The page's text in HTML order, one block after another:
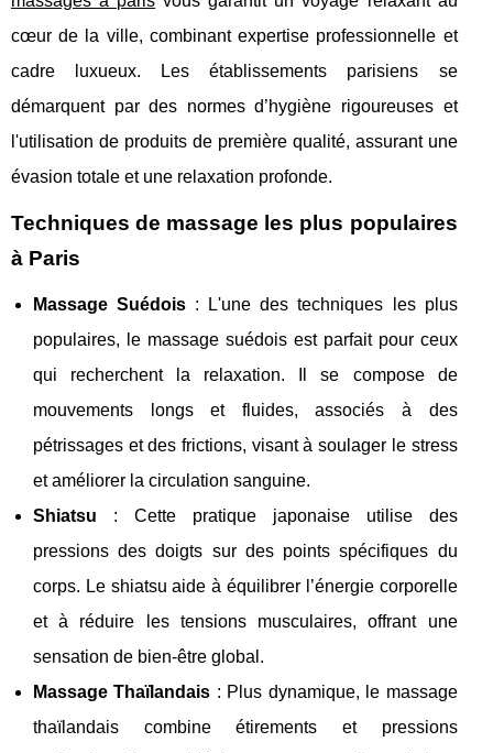
cœur de la ville, combinant expertise professionnelle et
cadre luxueux. Les établissements parisiens se
démarquent par des normes d’hygiène rigoureuses et
l'utilisation de produits de première qualité, assurant une
évasion totale et une relaxation profonde.
Techniques de massage les plus populaires
à Paris
Massage Suédois : L'une des techniques les plus
populaires, le massage suédois est parfait pour ceux
qui recherchent la relaxation. Il se compose de
mouvements longs et fluides, associés à des
pétrissages et des frictions, visant à soulager le stress
et améliorer la circulation sanguine.
Shiatsu : Cette pratique japonaise utilise des
pressions des doigts sur des points spécifiques du
corps. Le shiatsu aide à équilibrer l’énergie corporelle
et à réduire les tensions musculaires, offrant une
sensation de bien-être global.
Massage Thaïlandais : Plus dynamique, le massage
thaïlandais combine étirements et pressions